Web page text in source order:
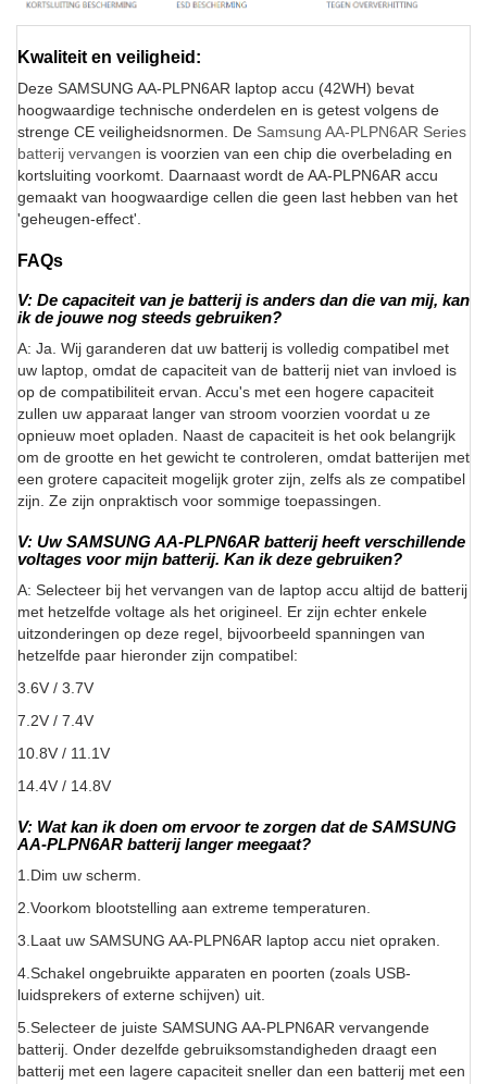
Kwaliteit en veiligheid:
Deze SAMSUNG AA-PLPN6AR laptop accu (42WH) bevat
hoogwaardige technische onderdelen en is getest volgens de
strenge CE veiligheidsnormen. De Samsung AA-PLPN6AR Series
batterij vervangen is voorzien van een chip die overbelading en
kortsluiting voorkomt. Daarnaast wordt de AA-PLPN6AR accu
gemaakt van hoogwaardige cellen die geen last hebben van het
'geheugen-effect'.
FAQs
V: De capaciteit van je batterij is anders dan die van mij, kan
ik de jouwe nog steeds gebruiken?
A: Ja. Wij garanderen dat uw batterij is volledig compatibel met
uw laptop, omdat de capaciteit van de batterij niet van invloed is
op de compatibiliteit ervan. Accu's met een hogere capaciteit
zullen uw apparaat langer van stroom voorzien voordat u ze
opnieuw moet opladen. Naast de capaciteit is het ook belangrijk
om de grootte en het gewicht te controleren, omdat batterijen met
een grotere capaciteit mogelijk groter zijn, zelfs als ze compatibel
zijn. Ze zijn onpraktisch voor sommige toepassingen.
V: Uw SAMSUNG AA-PLPN6AR batterij heeft verschillende
voltages voor mijn batterij. Kan ik deze gebruiken?
A: Selecteer bij het vervangen van de laptop accu altijd de batterij
met hetzelfde voltage als het origineel. Er zijn echter enkele
uitzonderingen op deze regel, bijvoorbeeld spanningen van
hetzelfde paar hieronder zijn compatibel:
3.6V / 3.7V
7.2V / 7.4V
10.8V / 11.1V
14.4V / 14.8V
V: Wat kan ik doen om ervoor te zorgen dat de SAMSUNG
AA-PLPN6AR batterij langer meegaat?
1.Dim uw scherm.
2.Voorkom blootstelling aan extreme temperaturen.
3.Laat uw SAMSUNG AA-PLPN6AR laptop accu niet opraken.
4.Schakel ongebruikte apparaten en poorten (zoals USB-
luidsprekers of externe schijven) uit.
5.Selecteer de juiste SAMSUNG AA-PLPN6AR vervangende
batterij. Onder dezelfde gebruiksomstandigheden draagt een
batterij met een lagere capaciteit sneller dan een batterij met een